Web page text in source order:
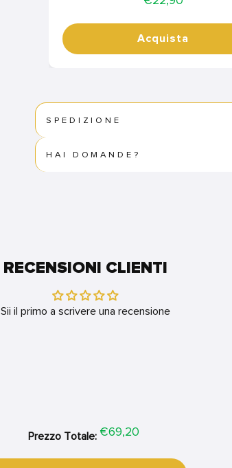
Acquista
SPEDIZIONE
HAI DOMANDE?
RECENSIONI CLIENTI
Sii il primo a scrivere una recensione
Prezzo Totale: Price
€69,20